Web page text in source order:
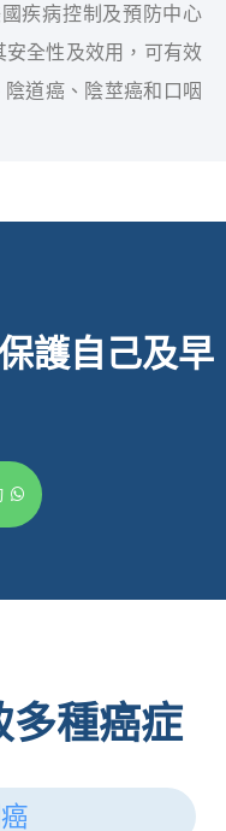
疾病控制及預防中心
安全性及效用，可有效
道癌、陰莖癌和口咽
護自己及早
種癌症